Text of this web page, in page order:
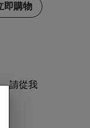
即購物
請從我